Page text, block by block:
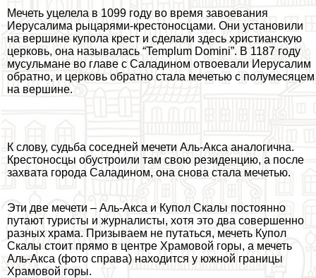
Мечеть уцелела в 1099 году во время завоевания
Иерусалима рыцарями-крестоносцами. Они установили
на вершине купола крест и сделали здесь христианскую
церковь, она называлась “Templum Domini”. В 1187 году
мусульмане во главе с Саладином отвоевали Иерусалим
обратно, и церковь обратно стала мечетью с полумесяцем
на вершине.
К слову, судьба соседней мечети Аль-Акса аналогична.
Крестоносцы обустроили там свою резиденцию, а после
захвата города Саладином, она снова стала мечетью.
Эти две мечети – Аль-Акса и Купол Скалы постоянно
путают туристы и журналисты, хотя это два совершенно
разных храма. Призываем не путаться, мечеть Купол
Скалы стоит прямо в центре Храмовой горы, а мечеть
Аль-Акса (фото справа) находится у южной границы
Храмовой горы.